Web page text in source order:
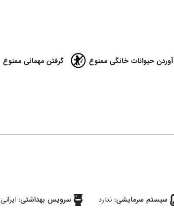
آوردن حیوانات خانگی ممنوع گرفتن مهمانی ممنوع
سیستم سرمایشی: ندارد سرویس بهداشتی: ایرانی